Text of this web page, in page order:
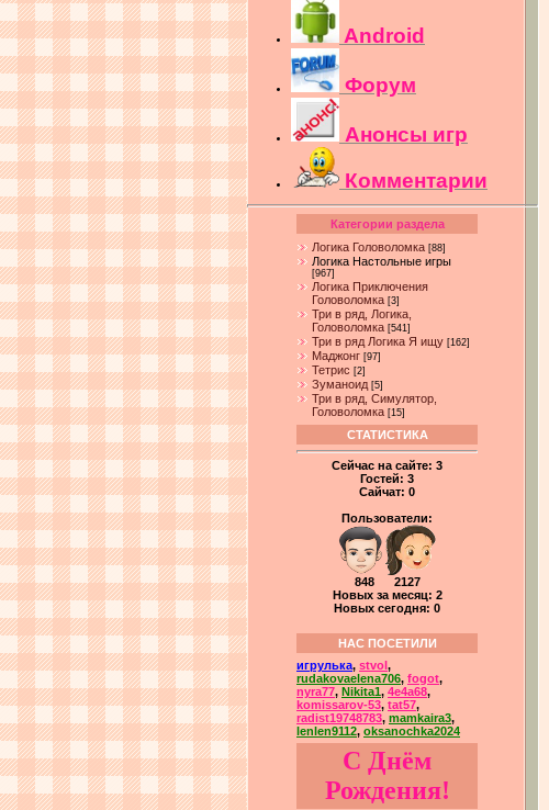
Android
Форум
Анонсы игр
Комментарии
Категории раздела
Логика Головоломка [88]
Логика Настольные игры
[967]
Логика Приключения
Головоломка [3]
Три в ряд, Логика,
Головоломка [541]
Три в ряд Логика Я ищу [162]
Маджонг [97]
Тетрис [2]
Зуманоид [5]
Три в ряд, Симулятор,
Головоломка [15]
СТАТИСТИКА
Сейчас на сайте: 3
Гостей: 3
Сайчат: 0
Пользователи:
848 2127
Новых за месяц: 2
Новых сегодня: 0
НАС ПОСЕТИЛИ
игрулька, stvol ,
rudakovaelena706, fogot,
nyra77, Nikita1, 4e4a68,
komissarov-53, tat57,
radist19748783, mamkaira3,
lenlen9112, oksanochka2024
С Днём
Рождения!